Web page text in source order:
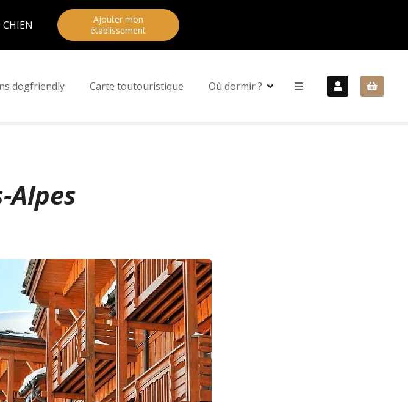
Ajouter mon
établissement
dogfriendly Carte toutouristique Où dormir ?
Alpes